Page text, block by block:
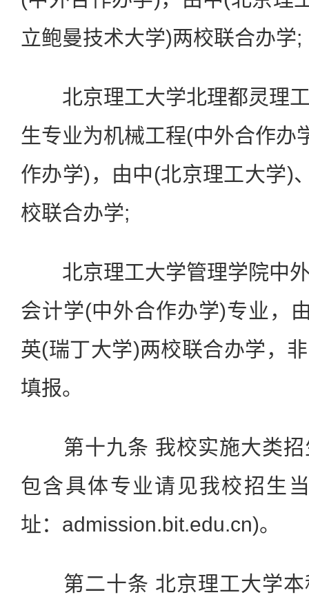
立鲍曼技术大学)两校联合办学;
北京理工大学北理都灵理工
生专业为机械工程(中外合作办
作办学)，由中(北京理工大学)
校联合办学;
北京理工大学管理学院中外
会计学(中外合作办学)专业，
英(瑞丁大学)两校联合办学，
填报。
第十九条 我校实施大类招
包含具体专业请见我校招生
址：admission.bit.edu.cn)。
第二十条 北京理工大学本